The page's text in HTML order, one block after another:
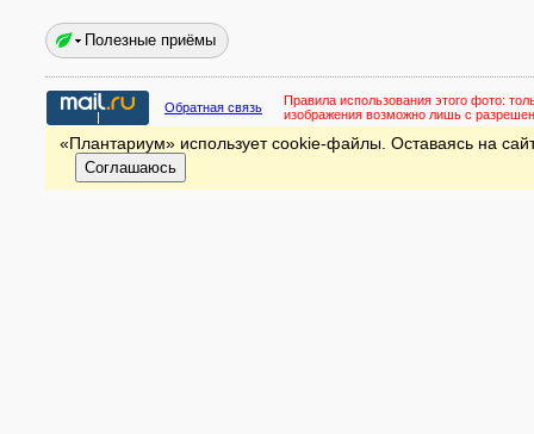
Полезные приёмы
Обратная связь Правила использования этого фото:
изображения возможно лишь с
«Плантариум» использует cookie-файлы. Оставаясь на
Соглашаюсь